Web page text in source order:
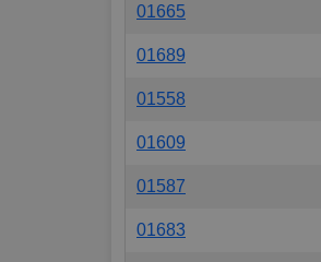
01665
01689
01558
01609
01587
01683